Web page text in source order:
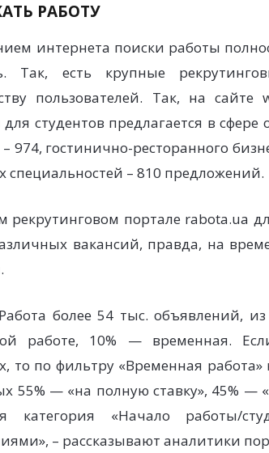
РАБОТУ
интернета поиски работы
Так, есть крупные
пользователей. Так, на сайте
студентов предлагается в
974, гостинично-ресторанного
специальностей – 810 предложений.
рекрутинговом портале rabota.ua
вакансий, правда, на
более 54 тыс. объявлений,
работе, 10% — временная.
то по фильтру «Временная
55% — «на полную ставку», 45% —
категория «Начало работы/
– рассказывают аналитики